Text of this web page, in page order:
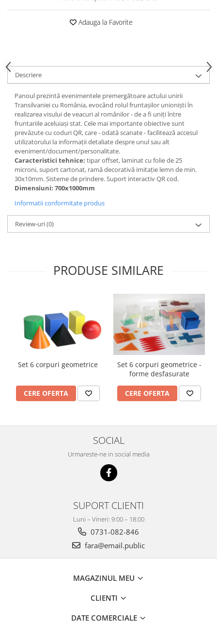
Ecrane Proiectie
Laptopuri si Accesorii
Laptopuri
Accesorii Laptopuri
All in One/PC
All in One
Periferice PC
Conectivitate si Accesorii
Monitoare
Tablete si Accesorii
Imprimante
Multifunctionale
Videoconferinta si Colaborare
Ochelari VR
Kit Robotic Educational
Software Educational
Mobilier Cresa si Gradinita
Mese gradinita
Scaune Gradinita
Mobilier Depozitare
Dulapuri,Biblioteci si Cuiere
Mobilier Laboratoare
Mobilier Universitar
Catedre,Mese,Birouri
Materiale Didactice si Jocuri
Adauga la Favorite
Descriere
Panoul prezintă evenimentele premergătoare actului unirii
Transilvaniei cu România, evocând rolul fruntașilor unioniști în
realizarea visului de veacuri al românilor - de a fi uniți între
fruntariile aceluiași stat. Cele mai importante obiective sunt
prevăzute cu coduri QR, care - odată scanate - facilitează accesul
utilizatorului la informații detaliate despre unul sau alt
eveniment/document/personalitate.
Caracteristici tehnice: tipar offset, laminat cu folie de 25
microni, suport cartonat, ramă decorativă imitație lemn de min.
30x10mm. Sisteme de prindere. Suport interactiv QR cod.
Dimensiuni: 700x1000mm
Informatii conformitate produs
Review-uri(0)
PRODUSE SIMILARE
Set 6 corpuri geometrice
CERE OFERTA
Set 6 corpuri geometrice -
forme desfasurate
CERE OFERTA
SOCIAL
Urmareste-ne in social media
SUPORT CLIENTI
Luni – Vineri: 9:00 – 18:00
0731-082-846
fara@email.public
MAGAZINUL MEU
CLIENTI
DATE COMERCIALE